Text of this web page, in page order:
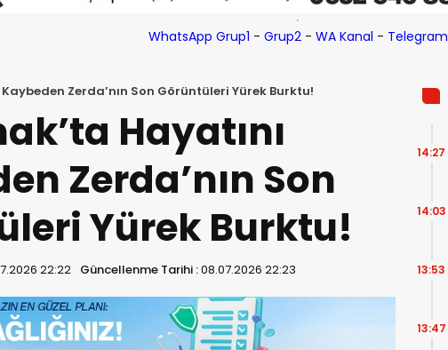
WhatsApp Grup1 - Grup2- WA Kanal - Telegram
Kaybeden Zerda’nın Son Görüntüleri Yürek Burktu!
Hayatını
Zerda’nın Son
Yürek Burktu!
22:22 Güncellenme Tarihi :08.07.2026 22:23
14:27
14:03
13:53
13:47